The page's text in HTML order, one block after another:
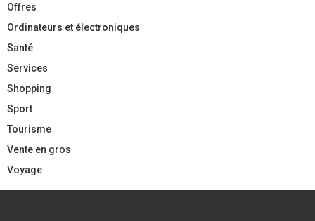
Offres
Ordinateurs et électroniques
Santé
Services
Shopping
Sport
Tourisme
Vente en gros
Voyage